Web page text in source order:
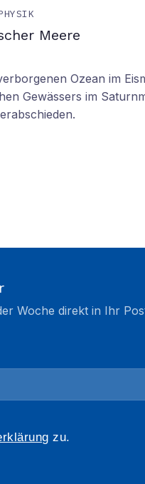
Meere
Ozean im
Gewässers im
Woche direkt in Ihr